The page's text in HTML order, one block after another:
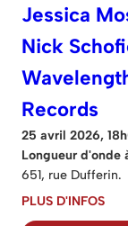
Jessica
Nick
Records
25 avril 2026,
Longueur d'onde
651, rue Dufferin.
PLUS D'INFOS